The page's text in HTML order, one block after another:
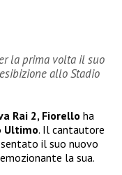
la prima volta il suo
allo Stadio
Rai 2, Fiorello ha
Ultimo. Il cantautore
il suo nuovo
la sua.